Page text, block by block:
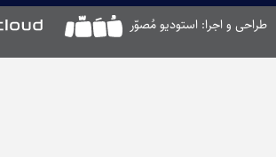
طراحی و اجرا: استودیو مُصوّر